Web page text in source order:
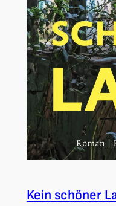
Kein schöner